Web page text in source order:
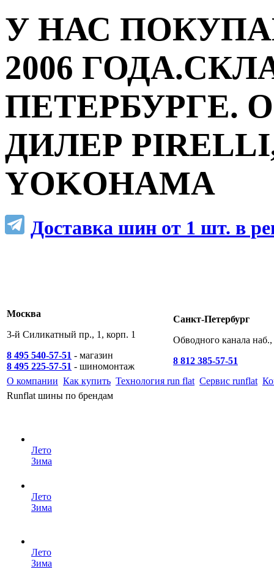
У НАС
2006
ПЕТЕРБУРГЕ.
ДИЛЕР
YOKOHAMA
Доставка шин от 1 шт. в
Москва
3-й Силикатный пр., 1, корп. 1
8 495 540-57-51 - магазин
8 495 225-57-51 - шиномонтаж
Санкт-Петербург
Обводного канала
8 812 385-57-51
О компании Как купить Технология run flat Сервис runflat
Runflat шины по брендам
Лето
Зима
Лето
Зима
Лето
Зима